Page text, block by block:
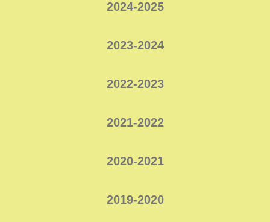
2024-2025
2023-2024
2022-2023
2021-2022
2020-2021
2019-2020